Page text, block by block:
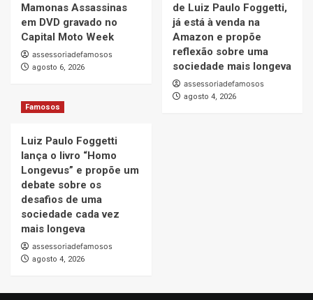
Mamonas Assassinas
em DVD gravado no
Capital Moto Week
assessoriadefamosos
agosto 6, 2026
de Luiz Paulo Foggetti,
já está à venda na
Amazon e propõe
reflexão sobre uma
sociedade mais longeva
assessoriadefamosos
agosto 4, 2026
Famosos
Luiz Paulo Foggetti
lança o livro “Homo
Longevus” e propõe um
debate sobre os
desafios de uma
sociedade cada vez
mais longeva
assessoriadefamosos
agosto 4, 2026